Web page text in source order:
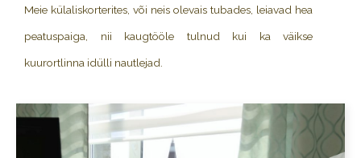
Meie külaliskorterites, või neis olevais tubades, leiavad hea
peatuspaiga, nii kaugtööle tulnud kui ka väikse
kuurortlinna idülli nautlejad.